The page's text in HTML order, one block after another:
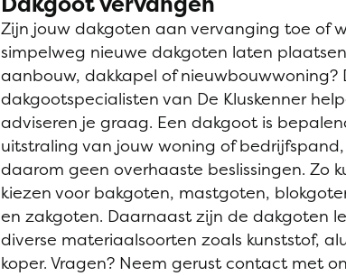
Zijn jouw dakgoten aan vervanging toe of
simpelweg nieuwe dakgoten laten
aanbouw, dakkapel of nieuwbouwwoning?
dakgootspecialisten van De Kluskenner
adviseren je graag. Een dakgoot is
uitstraling van jouw woning of
daarom geen overhaaste beslissingen. Zo
kiezen voor bakgoten, mastgoten,
en zakgoten. Daarnaast zijn de dakgoten
diverse materiaalsoorten zoals kunststof,
koper. Vragen? Neem gerust contact met